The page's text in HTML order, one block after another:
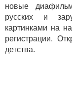
новые
русских и
картинками на
регистрации.
детства.